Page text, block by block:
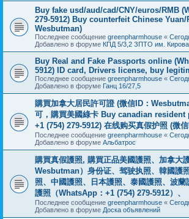
Buy fake usd/aud/cad/CNY/euros/RMB
279-5912) Buy counterfeit Chinese Yuan/
Wesbutman)
Последнее сообщение greenpharmhouse «
Добавлено в форуме КПД 5/3,2 ЗПТО им. Кирова
Buy Real and Fake Passports online
5912) ID card, Drivers license, buy
Последнее сообщение greenpharmhouse «
Добавлено в форуме Ганц 16/27,5
購買加拿大居民許可證 (微信ID：
可，購買美國綠卡 Buy canadian resident
+1 (754) 279-5912) 在线购买真假护照 (微
Последнее сообщение greenpharmhouse «
Добавлено в форуме Альбатрос
購買真假護照, 購買正品美國護照、加拿大
Wesbutman）身份证、驾驶执照、韓國護
照、中國護照、日本護照、泰國護照、波蘭
護照（WhatsApp：+1 (754) 279-5912）、
Последнее сообщение greenpharmhouse «
Добавлено в форуме Доска объявлений